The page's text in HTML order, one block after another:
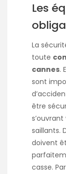
Les
La
toute
cannes.
sont
être
saillants.
doivent
casse.